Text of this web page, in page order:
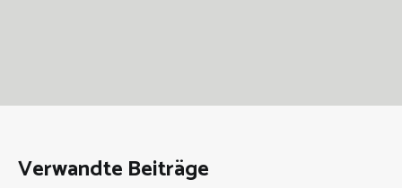
Verwandte Beiträge